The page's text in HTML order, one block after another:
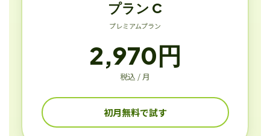
プラン C
プレミアムプラン
2,970円
税込 / 月
初月無料で試す